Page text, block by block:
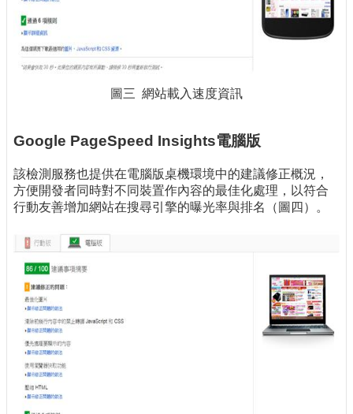
圖三 網站載入速度資訊
Google PageSpeed Insights電腦版
該檢測服務也提供在電腦版桌機環境中的建議修正概況，
方便開發者同時對不同裝置作內容的最佳化處理，以符合
行動友善增加網站在搜尋引擎的曝光率與排名（圖四）。